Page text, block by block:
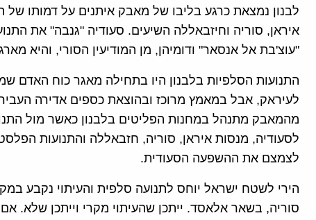
לבנון נמצאת כרגע בליבו של מאבק איתנים על דמותו של
איראן, סוריה וחיזבאללה השיעים. סעודיה "גנבה" את
"עוצ'בת אל אנסאר" ודומיהן, מן המודיעין הסורי, והיא
התנועות הסלפיות בלבנון היו בתחילה מאגר כוח האדם
לעיראק, אבל במאמץ מרוכז ובהוצאת כספים אדירה
מהמאבק מתנהל במחנות הפליטים בלבנון כאשר מול
לסעודיה, מנסות איראן, סוריה, חזבאללה והתנועות
לצמצם את ההשפעה הסעודית.
הירי לשטח ישראל יוחס לתנועה סלפית והעיתוי נקבע
סוריה, בשאר אלאסד. ייתכן שהעיתוי מקרי וייתכן שלא.